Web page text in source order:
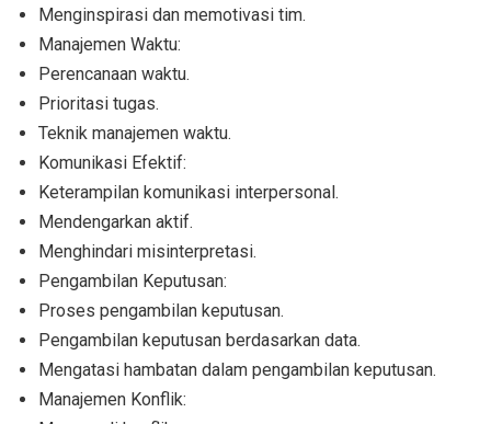
Menginspirasi dan memotivasi tim.
Manajemen Waktu:
Perencanaan waktu.
Prioritasi tugas.
Teknik manajemen waktu.
Komunikasi Efektif:
Keterampilan komunikasi interpersonal.
Mendengarkan aktif.
Menghindari misinterpretasi.
Pengambilan Keputusan:
Proses pengambilan keputusan.
Pengambilan keputusan berdasarkan data.
Mengatasi hambatan dalam pengambilan keputusan.
Manajemen Konflik: